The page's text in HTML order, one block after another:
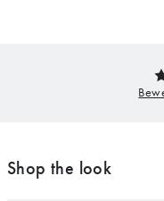
Shop the look